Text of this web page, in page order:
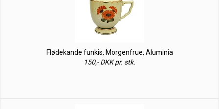
Flødekande funkis, Morgenfrue, Aluminia
150,- DKK pr. stk.